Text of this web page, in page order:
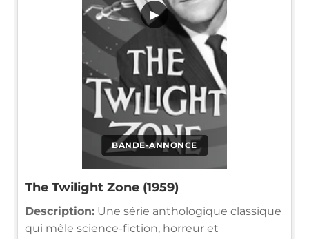
BANDE-ANNONCE
▶
The Twilight Zone (1959)
Description: Une série anthologique classique
qui mêle science-fiction, horreur et